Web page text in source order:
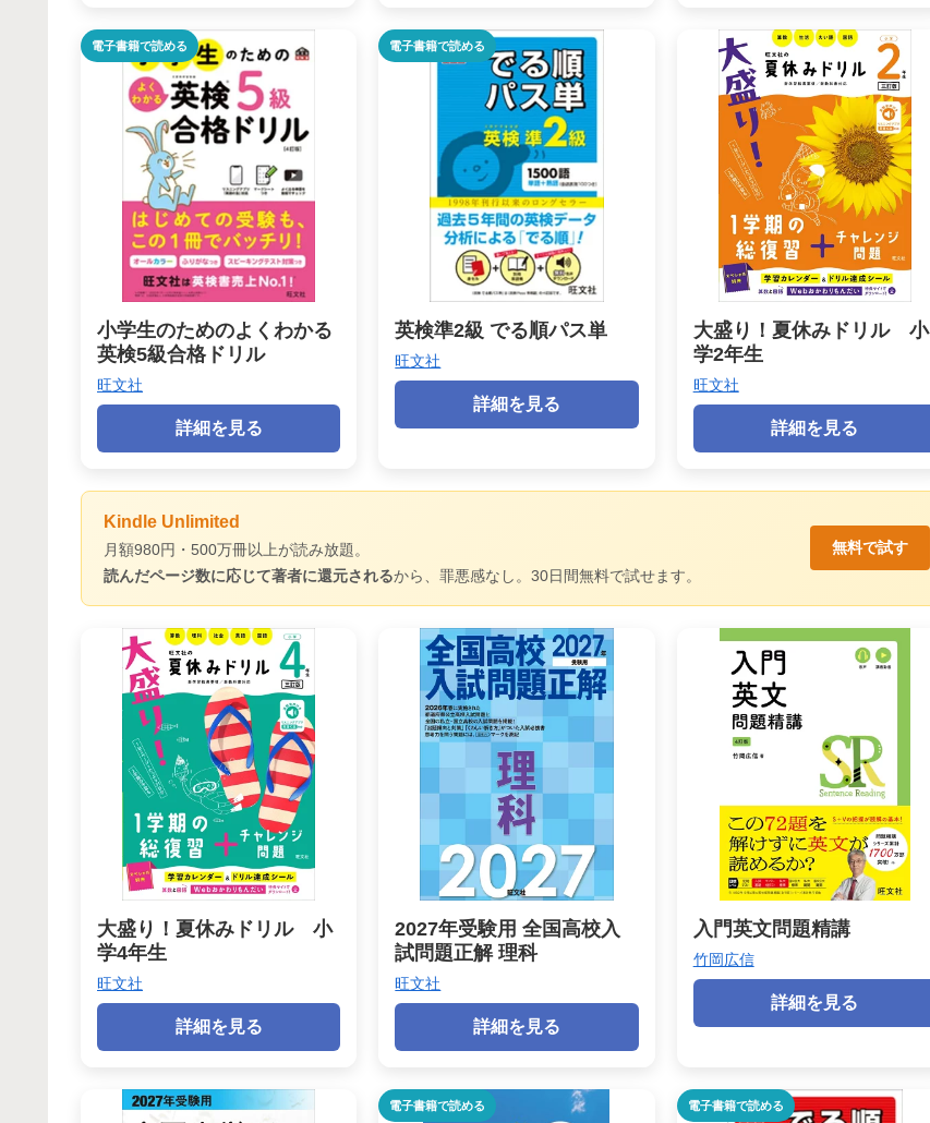
電子書籍で読める
小学生のためのよくわかる
英検5級合格ドリル
旺文社
詳細を見る
電子書籍で読める
英検準2級 でる順パス単
旺文社
詳細を見る
大盛り！夏休みドリル 小
学2年生
旺文社
詳細を見る
Kindle Unlimited
月額980円・500万冊以上が読み放題。
読んだページ数に応じて著者に還元されるから、罪悪感なし。30日間無料で試せます。
無料で試す
大盛り！夏休みドリル 小
学4年生
旺文社
詳細を見る
2027年受験用 全国高校入
試問題正解 理科
旺文社
詳細を見る
入門英文問題精講
竹岡広信
詳細を見る
電子書籍で読める 電子書籍で読める